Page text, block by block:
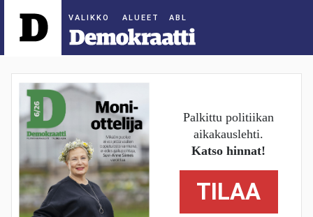
ALUEET
Palkittu politiikan
aikakauslehti.
Katso hinnat!
TILAA